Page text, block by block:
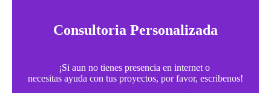
Consultoria Personalizada
¡Si aun no tienes presencia en internet o
necesitas ayuda con tus proyectos, por favor, escribenos!